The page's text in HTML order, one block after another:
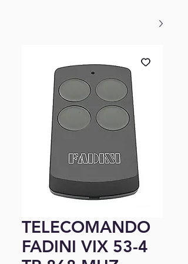
TELECOMANDO
FADINI VIX 53-4